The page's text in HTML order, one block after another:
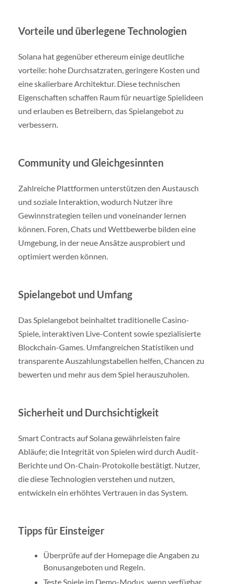
Vorteile und überlegene Technologien
Solana hat gegenüber ethereum einige deutliche
vorteile: hohe Durchsatzraten, geringere Kosten und
eine skalierbare Architektur. Diese technischen
Eigenschaften schaffen Raum für neuartige Spielideen
und erlauben es Betreibern, das Spielangebot zu
verbessern.
Community und Gleichgesinnten
Zahlreiche Plattformen unterstützen den Austausch
und soziale Interaktion, wodurch Nutzer ihre
Gewinnstrategien teilen und voneinander lernen
können. Foren, Chats und Wettbewerbe bilden eine
Umgebung, in der neue Ansätze ausprobiert und
optimiert werden können.
Spielangebot und Umfang
Das Spielangebot beinhaltet traditionelle Casino-
Spiele, interaktiven Live-Content sowie spezialisierte
Blockchain-Games. Umfangreichen Statistiken und
transparente Auszahlungstabellen helfen, Chancen zu
bewerten und mehr aus dem Spiel herauszuholen.
Sicherheit und Durchsichtigkeit
Smart Contracts auf Solana gewährleisten faire
Abläufe; die Integrität von Spielen wird durch Audit-
Berichte und On-Chain-Protokolle bestätigt. Nutzer,
die diese Technologien verstehen und nutzen,
entwickeln ein erhöhtes Vertrauen in das System.
Tipps für Einsteiger
Überprüfe auf der Homepage die Angaben zu
Bonusangeboten und Regeln.
Teste Spiele im Demo-Modus, wenn verfügbar.